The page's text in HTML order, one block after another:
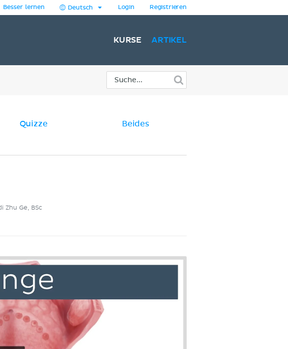
Besser lernen Deutsch Login Registrieren
KURSE ARTIKEL
Quizze Beides
Zhu Ge, BSc